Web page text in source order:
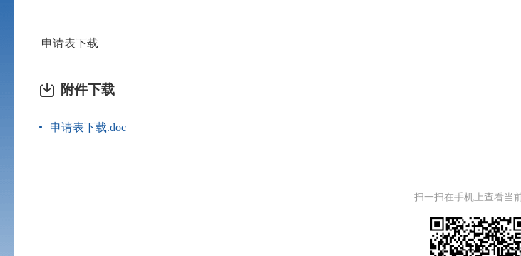
申请表下载
附件下载
申请表下载.doc
扫一扫在手机上查看当